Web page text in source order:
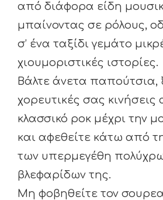
από διάφορα είδη
μπαίνοντας σε ρόλους,
σ’ ένα ταξίδι γεμάτο
χιουμοριστικές ιστορίες.
Βάλτε άνετα παπούτσια,
χορευτικές σας κινήσεις
κλασσικό ροκ μέχρι την
και αφεθείτε κάτω από
των υπερμεγέθη
βλεφαρίδων της.
Μη φοβηθείτε τον